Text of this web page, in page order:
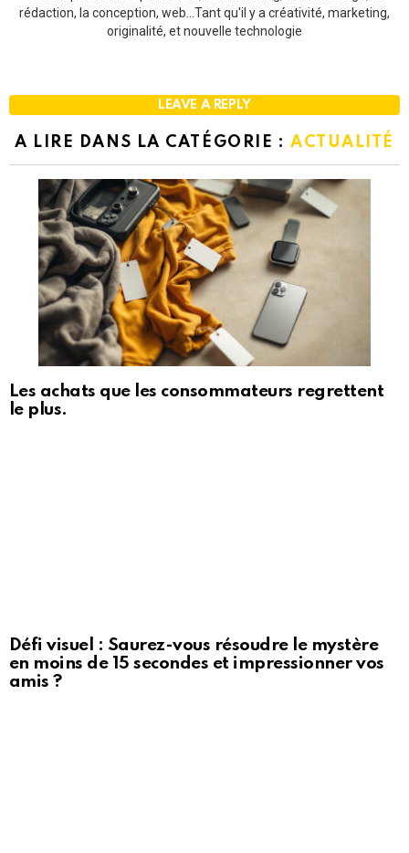
rédaction, la conception, web...Tant qu'il y a créativité, marketing,
originalité, et nouvelle technologie
LEAVE A REPLY
A LIRE DANS LA CATÉGORIE : ACTUALITÉ
Les achats que les consommateurs regrettent
le plus.
Défi visuel : Saurez-vous résoudre le mystère
en moins de 15 secondes et impressionner vos
amis ?